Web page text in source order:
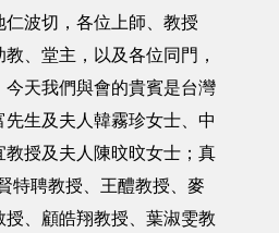
波切，各位上師、教授
、堂主，以及各位同門，
天我們與會的貴賓是台灣
生及夫人韓霧珍女士、中
授及夫人陳旼旼女士；真
特聘教授、王醴教授、麥
、顧皓翔教授、葉淑雯教